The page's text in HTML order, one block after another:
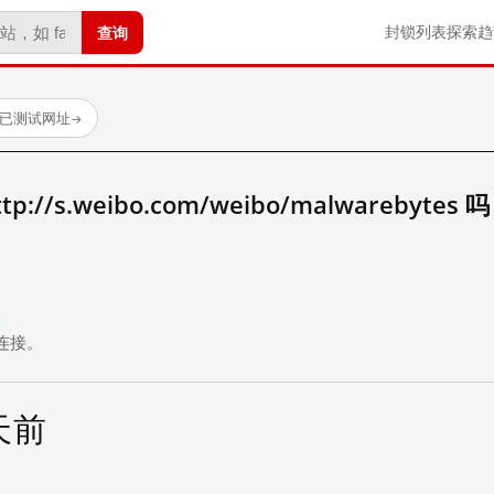
查询 封锁列表探索
测试网址→
s.weibo.com/weibo/malwarebytes 吗
。
前